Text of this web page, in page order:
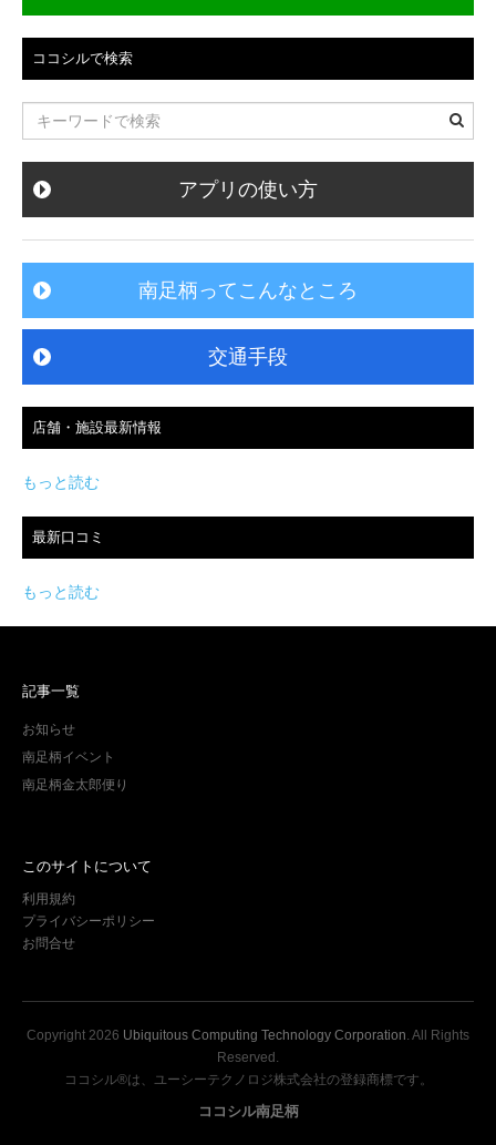
ココシルで検索
アプリの使い方
南足柄ってこんなところ
交通手段
店舗・施設最新情報
もっと読む
最新口コミ
もっと読む
記事一覧
お知らせ
南足柄イベント
南足柄金太郎便り
このサイトについて
利用規約
プライバシーポリシー
お問合せ
Copyright 2026 Ubiquitous Computing Technology Corporation . All Rights
Reserved.
ココシル®は、ユーシーテクノロジ株式会社の登録商標です。
ココシル南足柄